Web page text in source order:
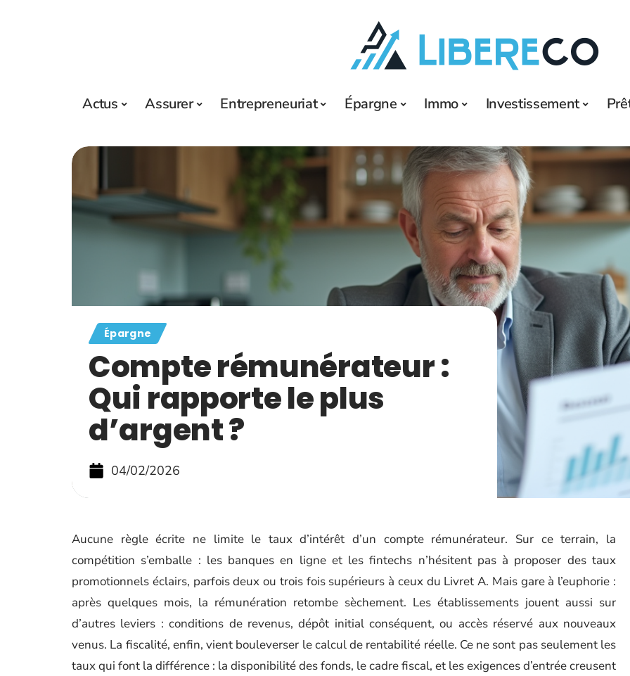
Actus Assurer Entrepreneuriat Épargne Immo Investissement
Épargne
Compte rémunérateur :
Qui rapporte le plus
d’argent ?
04/02/2026
Aucune règle écrite ne limite le taux d’intérêt d’un compte rémunérateur. Sur ce terrain, la
compétition s’emballe : les banques en ligne et les fintechs n’hésitent pas à proposer des taux
promotionnels éclairs, parfois deux ou trois fois supérieurs à ceux du Livret A. Mais gare à l’euphorie :
après quelques mois, la rémunération retombe sèchement. Les établissements jouent aussi sur
d’autres leviers : conditions de revenus, dépôt initial conséquent, ou accès réservé aux nouveaux
venus. La fiscalité, enfin, vient bouleverser le calcul de rentabilité réelle. Ce ne sont pas seulement les
taux qui font la différence : la disponibilité des fonds, le cadre fiscal, et les exigences d’entrée creusent